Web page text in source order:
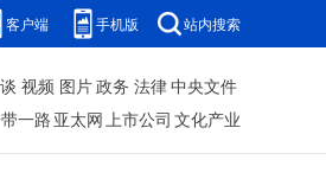
客户端 手机版 站内搜索
视频 图片政务 法律中央文件
一路 亚太网上市公司 文化产业